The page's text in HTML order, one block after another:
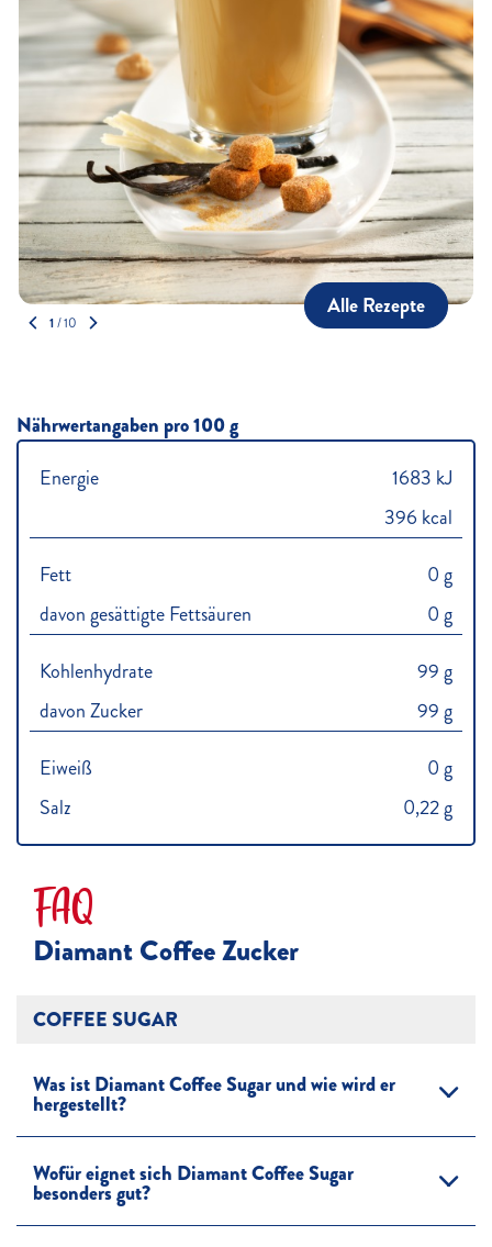
Alle Rezepte
1/10
Nährwertangaben pro 100 g
Energie
1683 kJ
396 kcal
Fett
0 g
davon gesättigte Fettsäuren
0 g
Kohlenhydrate
99 g
davon Zucker
99 g
Eiweiß
0 g
Salz
0,22 g
FAQ
Diamant Coffee Zucker
COFFEE SUGAR
Was ist Diamant Coffee Sugar und wie wird er
hergestellt?
Wofür eignet sich Diamant Coffee Sugar
besonders gut?